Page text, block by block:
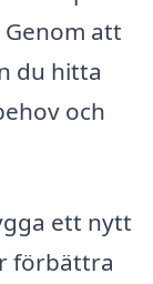
att
du hitta
och
ett nytt
förbättra